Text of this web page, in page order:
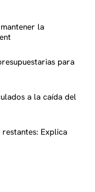
la
para
a la caída del
Explica